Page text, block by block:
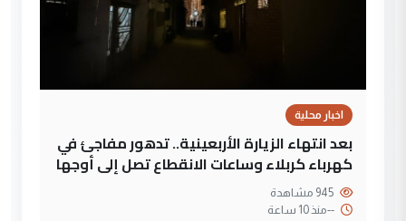
اخبار محلية
بعد انتهاء الزيارة الأربعينية.. تدهور مفاجئ في
كهرباء كربلاء وساعات الانقطاع تصل إلى أوجها
--منذ 10 ساعة